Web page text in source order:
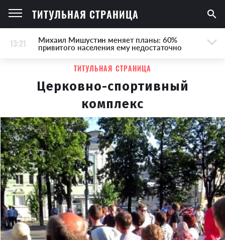
ТИТУЛЬНАЯ СТРАНИЦА
13:21 Михаил Мишустин меняет планы: 60%
привитого населения ему недостаточно
ТИТУЛЬНАЯ СТРАНИЦА
Церковно-спортивный
комплекс